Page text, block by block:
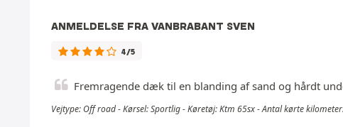
ANMELDELSE FRA VANBRABANT SVEN
4/5
Fremragende dæk til en blanding af sand og hårdt
Vejtype: Off road - Kørsel: Sportlig - Køretøj: Ktm 65sx - Antal kørte